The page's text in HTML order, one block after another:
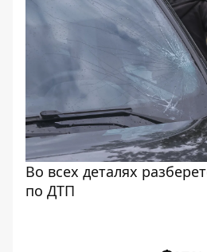
Во всех деталях
по ДТП